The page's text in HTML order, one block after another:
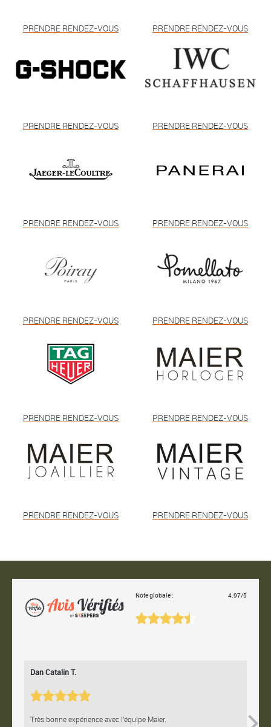
PRENDRE RENDEZ-VOUS PRENDRE RENDEZ-VOUS
PRENDRE RENDEZ-VOUS PRENDRE RENDEZ-VOUS
PRENDRE RENDEZ-VOUS PRENDRE RENDEZ-VOUS
PRENDRE RENDEZ-VOUS PRENDRE RENDEZ-VOUS
PRENDRE RENDEZ-VOUS PRENDRE RENDEZ-VOUS
PRENDRE RENDEZ-VOUS PRENDRE RENDEZ-VOUS
Note globale : 4.97/5
Dan Catalin T.
Très bonne expérience avec l'équipe Maier.